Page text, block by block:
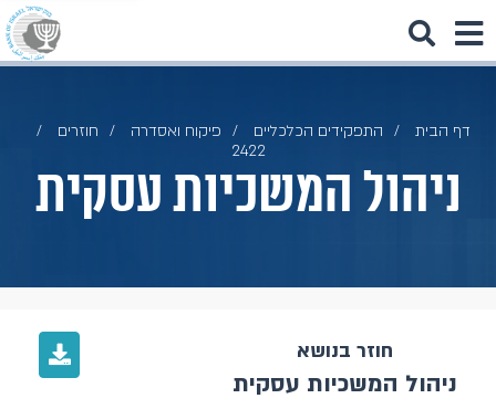
דף הבית התפקידים הכלכליים פיקוח ואסדרה
חוזרים
2422
ניהול המשכיות עסקית
חוזר בנושא
ניהול המשכיות עסקית